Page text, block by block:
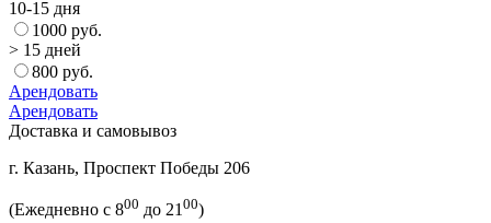
10-15 дня
1000 руб.
> 15 дней
800 руб.
Арендовать
Арендовать
Доставка и самовывоз
г. Казань, Проспект Победы 206
(Ежедневно с 800 до 21 00)